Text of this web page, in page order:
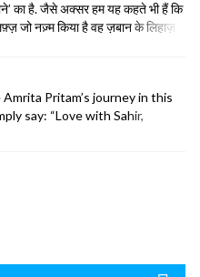
का है. जैसे अक्सर हम यह कहते भी हैं कि
जो नज़्म किया है वह ज़बान के लिहाज़
Pritam’s journey in this
say: “Love with Sahir,